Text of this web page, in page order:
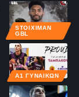
STOIXIMAN
GBL
Α1 ΓΥΝΑΙΚΏΝ